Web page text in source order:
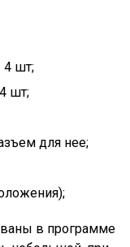
шт;
шт;
для нее;
в программе